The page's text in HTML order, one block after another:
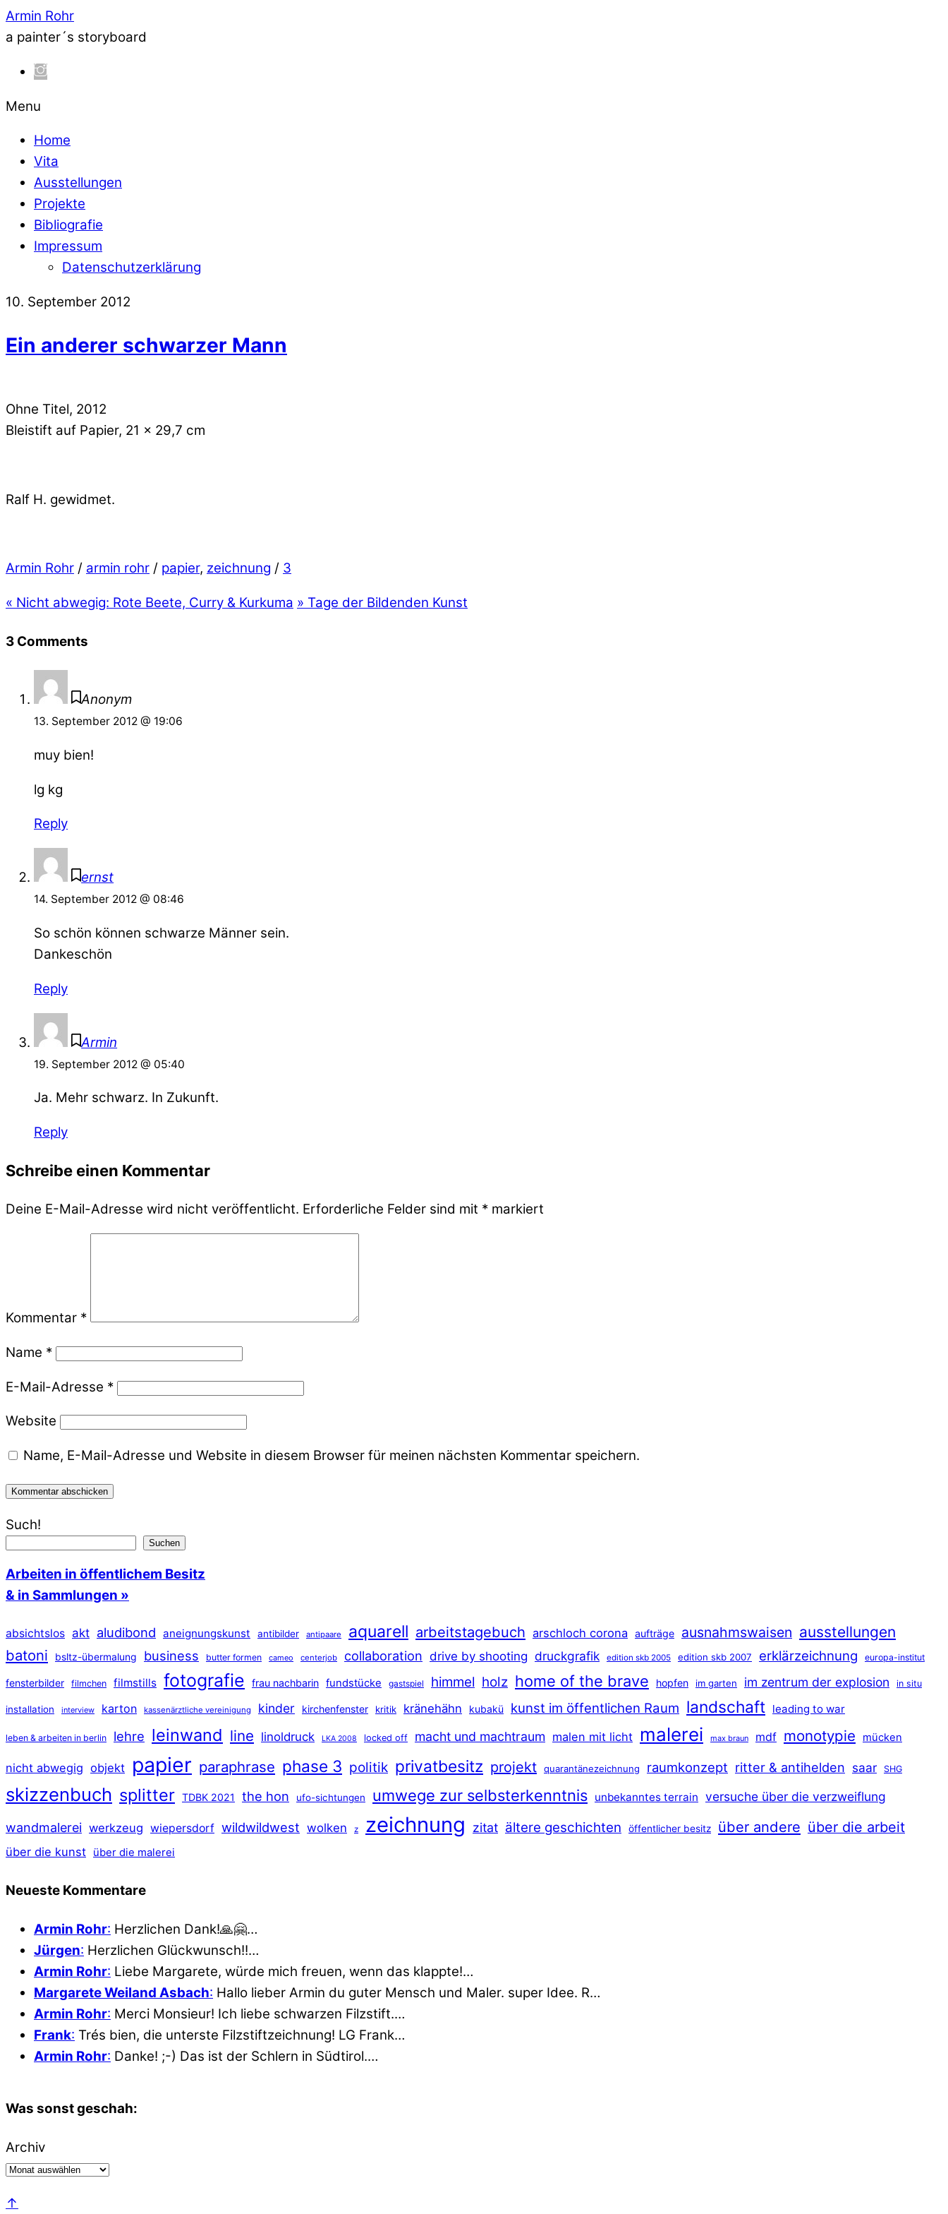
Armin Rohr
a painter´s storyboard
Menu
Home
Vita
Ausstellungen
Projekte
Bibliografie
Impressum
Datenschutzerklärung
10. September 2012
Ein anderer schwarzer Mann
Ohne Titel, 2012
Bleistift auf Papier, 21 x 29,7 cm
Ralf H. gewidmet.
Armin Rohr / armin rohr / papier, zeichnung / 3
« Nicht abwegig: Rote Beete, Curry & Kurkuma » Tage der Bildenden Kunst
3 Comments
Anonym
13. September 2012 @ 19:06
muy bien!
lg kg
Reply
ernst
14. September 2012 @ 08:46
So schön können schwarze Männer sein.
Dankeschön
Reply
Armin
19. September 2012 @ 05:40
Ja. Mehr schwarz. In Zukunft.
Reply
Schreibe einen Kommentar
Deine E-Mail-Adresse wird nicht veröffentlicht. Erforderliche Felder sind mit * markiert
Kommentar *
Name *
E-Mail-Adresse *
Website
Name, E-Mail-Adresse und Website in diesem Browser für meinen nächsten Kommentar speichern.
Such!
Suchen
Arbeiten in öffentlichem Besitz
& in Sammlungen »
absichtslos akt aludibond aneignungskunst antibilder antipaare aquarell arbeitstagebuch arschloch corona aufträge ausnahmswaisen ausstellungen
batoni
bsltz-übermalung business butter formen cameo centerjob collaboration drive by shooting druckgrafik edition skb 2005 edition skb 2007 erklärzeichnung europa-institut
fensterbilder filmchen filmstills fotografie frau nachbarin fundstücke gastspiel himmel holz home of the brave hopfen im garten im zentrum der explosion in situ
installation interview karton kassenärztliche vereinigung kinder kirchenfenster kritik kränehähn kubakü kunst im öffentlichen Raum landschaft leading to war
leben & arbeiten in berlin lehre leinwand line linoldruck LKA 2008 locked off macht und machtraum malen mit licht malerei max braun mdf monotypie mücken
nicht abwegig objekt papier paraphrase phase 3 politik privatbesitz projekt quarantänezeichnung raumkonzept ritter & antihelden saar SHG
skizzenbuch splitter TDBK 2021 the hon ufo-sichtungen umwege zur selbsterkenntnis unbekanntes terrain versuche über die verzweiflung
wandmalerei werkzeug wiepersdorf wildwildwest wolken z zeichnung zitat ältere geschichten öffentlicher besitz über andere über die arbeit
über die kunst über die malerei
Neueste Kommentare
Armin Rohr: Herzlichen Dank!🙏🤗…
Jürgen: Herzlichen Glückwunsch!!…
Armin Rohr: Liebe Margarete, würde mich freuen, wenn das klappte!…
Margarete Weiland Asbach: Hallo lieber Armin du guter Mensch und Maler. super Idee. R…
Armin Rohr: Merci Monsieur! Ich liebe schwarzen Filzstift.…
Frank: Trés bien, die unterste Filzstiftzeichnung! LG Frank…
Armin Rohr: Danke! ;-) Das ist der Schlern in Südtirol.…
Was sonst geschah:
Archiv
↑